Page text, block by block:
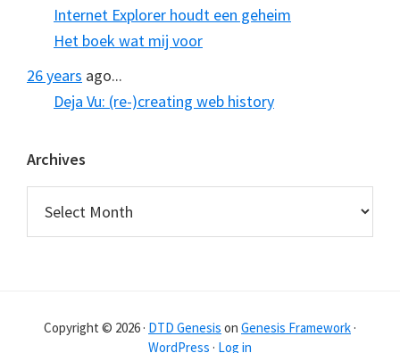
Internet Explorer houdt een geheim
Het boek wat mij voor
26 years ago...
Deja Vu: (re-)creating web history
Archives
Copyright © 2026 · DTD Genesis on Genesis Framework ·
WordPress · Log in